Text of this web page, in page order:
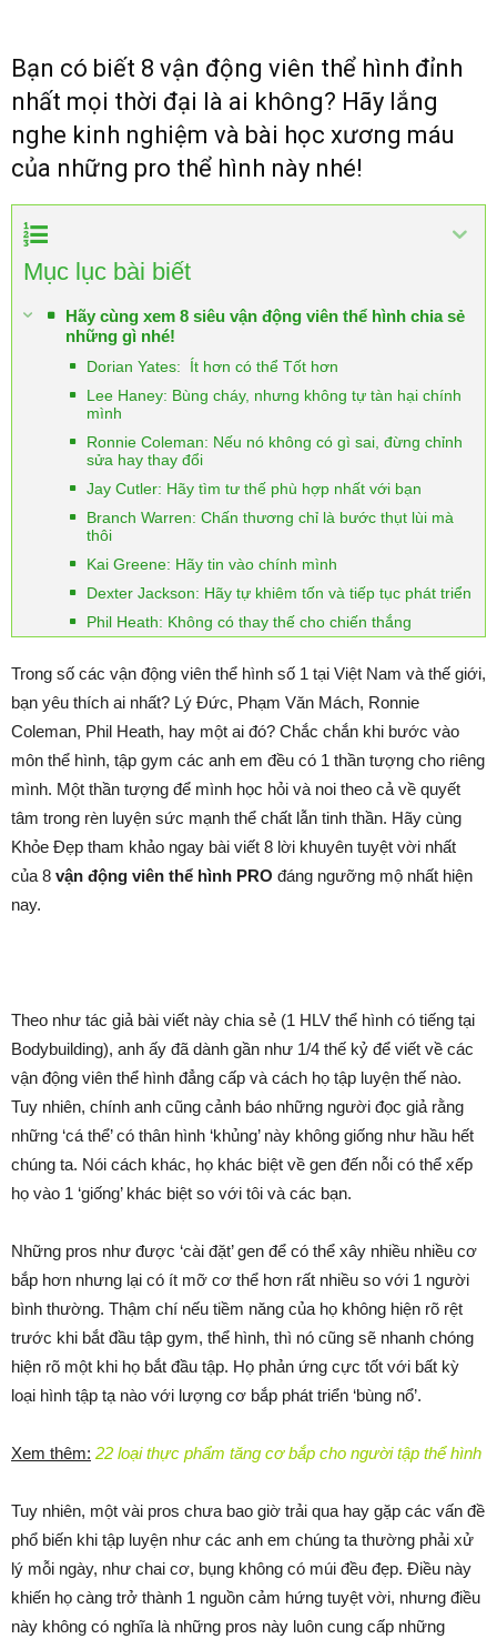
Bạn có biết 8 vận động viên thể hình đỉnh
nhất mọi thời đại là ai không? Hãy lắng
nghe kinh nghiệm và bài học xương máu
của những pro thể hình này nhé!
Mục lục bài biết
Hãy cùng xem 8 siêu vận động viên thể hình chia sẻ
những gì nhé!
Dorian Yates: Ít hơn có thể Tốt hơn
Lee Haney: Bùng cháy, nhưng không tự tàn hại chính
mình
Ronnie Coleman: Nếu nó không có gì sai, đừng chỉnh
sửa hay thay đổi
Jay Cutler: Hãy tìm tư thế phù hợp nhất với bạn
Branch Warren: Chấn thương chỉ là bước thụt lùi mà
thôi
Kai Greene: Hãy tin vào chính mình
Dexter Jackson: Hãy tự khiêm tốn và tiếp tục phát triển
Phil Heath: Không có thay thế cho chiến thắng
Trong số các vận động viên thể hình số 1 tại Việt Nam và thế giới,
bạn yêu thích ai nhất? Lý Đức, Phạm Văn Mách, Ronnie
Coleman, Phil Heath, hay một ai đó? Chắc chắn khi bước vào
môn thể hình, tập gym các anh em đều có 1 thần tượng cho riêng
mình. Một thần tượng để mình học hỏi và noi theo cả về quyết
tâm trong rèn luyện sức mạnh thể chất lẫn tinh thần. Hãy cùng
Khỏe Đẹp tham khảo ngay bài viết 8 lời khuyên tuyệt vời nhất
của 8 vận động viên thể hình PRO đáng ngưỡng mộ nhất hiện
nay.
Theo như tác giả bài viết này chia sẻ (1 HLV thể hình có tiếng tại
Bodybuilding), anh ấy đã dành gần như 1/4 thế kỷ để viết về các
vận động viên thể hình đẳng cấp và cách họ tập luyện thế nào.
Tuy nhiên, chính anh cũng cảnh báo những người đọc giả rằng
những ‘cá thể’ có thân hình ‘khủng’ này không giống như hầu hết
chúng ta. Nói cách khác, họ khác biệt về gen đến nỗi có thể xếp
họ vào 1 ‘giống’ khác biệt so với tôi và các bạn.
Những pros như được ‘cài đặt’ gen để có thể xây nhiều nhiều cơ
bắp hơn nhưng lại có ít mỡ cơ thể hơn rất nhiều so với 1 người
bình thường. Thậm chí nếu tiềm năng của họ không hiện rõ rệt
trước khi bắt đầu tập gym, thể hình, thì nó cũng sẽ nhanh chóng
hiện rõ một khi họ bắt đầu tập. Họ phản ứng cực tốt với bất kỳ
loại hình tập tạ nào với lượng cơ bắp phát triển ‘bùng nổ’.
Xem thêm: 22 loại thực phẩm tăng cơ bắp cho người tập thể hình
Tuy nhiên, một vài pros chưa bao giờ trải qua hay gặp các vấn đề
phổ biến khi tập luyện như các anh em chúng ta thường phải xử
lý mỗi ngày, như chai cơ, bụng không có múi đều đẹp. Điều này
khiến họ càng trở thành 1 nguồn cảm hứng tuyệt vời, nhưng điều
này không có nghĩa là những pros này luôn cung cấp những